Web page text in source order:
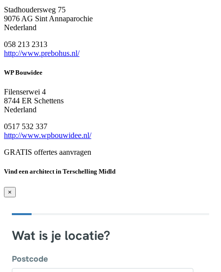
Stadhoudersweg 75
9076 AG Sint Annaparochie
Nederland
058 213 2313
http://www.prebohus.nl/
WP Bouwidee
Filenserwei 4
8744 ER Schettens
Nederland
0517 532 337
http://www.wpbouwidee.nl/
GRATIS offertes aanvragen
Vind een architect in Terschelling Midld
×